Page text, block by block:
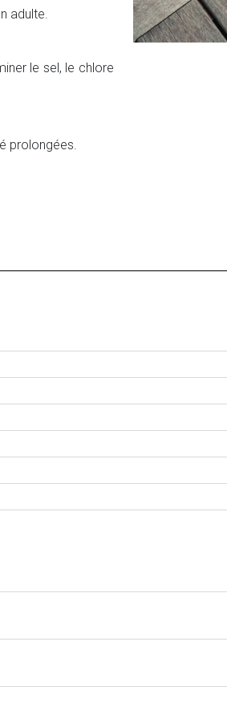
adulte.
le sel, le chlore
prolongées.